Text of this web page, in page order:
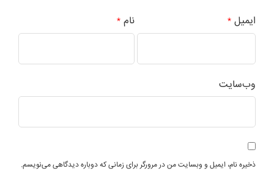
نام * ایمیل*
وب‌سایت
ذخیره نام، ایمیل و وبسایت من در مرورگر برای زمانی که دوباره دیدگاهی می‌نویسم.